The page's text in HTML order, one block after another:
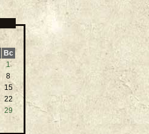
Вс
1
8
15
22
29